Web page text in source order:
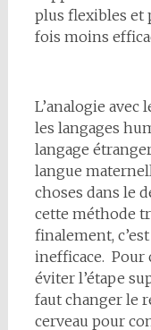
plus flexibles et
fois moins
L’analogie avec
les langages
langage
langue
choses dans le
cette méthode
finalement,
inefficace. Pour
éviter l’étape
faut changer le
cerveau pour